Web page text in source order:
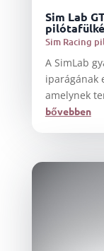
Sim Lab
Sim Racing
A SimLab
iparágának
amelynek
bővebben